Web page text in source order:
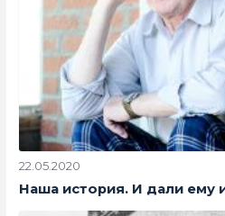
22.05.2020
Наша история. И дали ему